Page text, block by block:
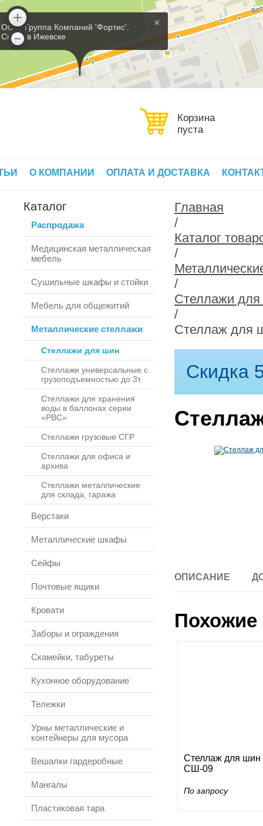
×
ООО 'Группа Компаний 'Фортис'.
Склад в Ижевске
Корзина
пуста
О КОМПАНИИ ОПЛАТА И ДОСТАВКА
Каталог
Распродажа
Медицинская металлическая
мебель
Сушильные шкафы и стойки
Мебель для общежитий
Металлические стеллажи
Стеллажи для шин
Стеллажи универсальные с
грузоподъемностью до 3т.
Стеллажи для хранения
воды в баллонах серии
«РВС»
Стеллажи грузовые СГР
Стеллажи для офиса и
архива
Стеллажи металлические
для склада, гаража
Верстаки
Металлические шкафы
Сейфы
Почтовые ящики
Кровати
Заборы и ограждения
Скамейки, табуреты
Кухонное оборудование
Тележки
Урны металлические и
контейнеры для мусора
Вешалки гардеробные
Мангалы
Пластиковая тара
Главная
/
Каталог
/
/
Стеллажи
/
Стеллаж для
Скидка
ОПИСАНИЕ
Стеллаж для шин
СШ-09
По запросу